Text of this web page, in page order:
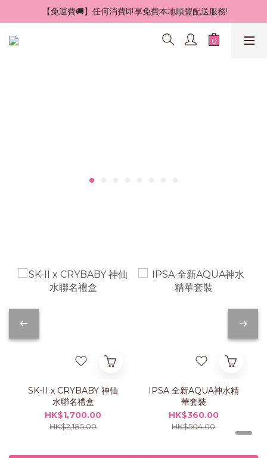
【免運費🚚】任何消費即享免費本地順豐配送服務!
SK-II x CRYBABY 神仙
水聯名禮盒
HK$1,700.00
HK$2,185.00
IPSA 全新AQUA神水精
華套裝
HK$360.00
HK$504.00